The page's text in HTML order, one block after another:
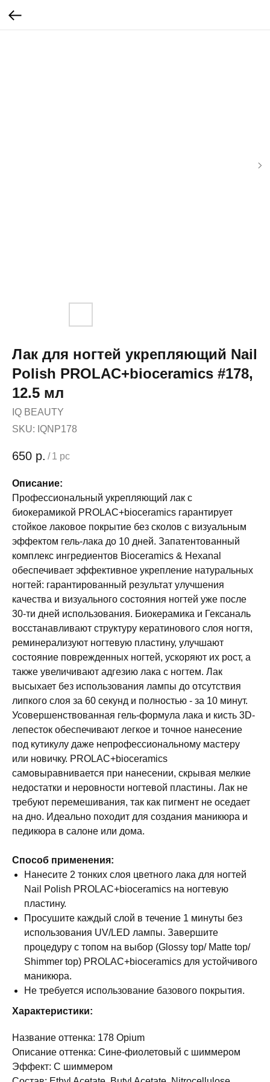
Лак для ногтей укрепляющий Nail
Polish PROLAC+bioceramics #178,
12.5 мл
IQ BEAUTY
SKU: IQNP178
650 р. / 1 pc
Описание:
Профессиональный укрепляющий лак с
биокерамикой PROLAC+bioceramics гарантирует
стойкое лаковое покрытие без сколов с визуальным
эффектом гель-лака до 10 дней. Запатентованный
комплекс ингредиентов Bioceramics & Hexanal
обеспечивает эффективное укрепление натуральных
ногтей: гарантированный результат улучшения
качества и визуального состояния ногтей уже после
30-ти дней использования. Биокерамика и Гексаналь
восстанавливают структуру кератинового слоя ногтя,
реминерализуют ногтевую пластину, улучшают
состояние поврежденных ногтей, ускоряют их рост, а
также увеличивают адгезию лака с ногтем. Лак
высыхает без использования лампы до отсутствия
липкого слоя за 60 секунд и полностью - за 10 минут.
Усовершенствованная гель-формула лака и кисть 3D-
лепесток обеспечивают легкое и точное нанесение
под кутикулу даже непрофессиональному мастеру
или новичку. PROLAC+bioceramics
самовыравнивается при нанесении, скрывая мелкие
недостатки и неровности ногтевой пластины. Лак не
требуют перемешивания, так как пигмент не оседает
на дно. Идеально походит для создания маникюра и
педикюра в салоне или дома.
Способ применения:
Нанесите 2 тонких слоя цветного лака для ногтей
Nail Polish PROLAC+bioceramics на ногтевую
пластину.
Просушите каждый слой в течение 1 минуты без
использования UV/LED лампы. Завершите
процедуру с топом на выбор (Glossy top/ Matte top/
Shimmer top) PROLAC+bioceramics для устойчивого
маникюра.
Не требуется использование базового покрытия.
Характеристики:
Название оттенка: 178 Opium
Описание оттенка: Сине-фиолетовый с шиммером
Эффект: С шиммером